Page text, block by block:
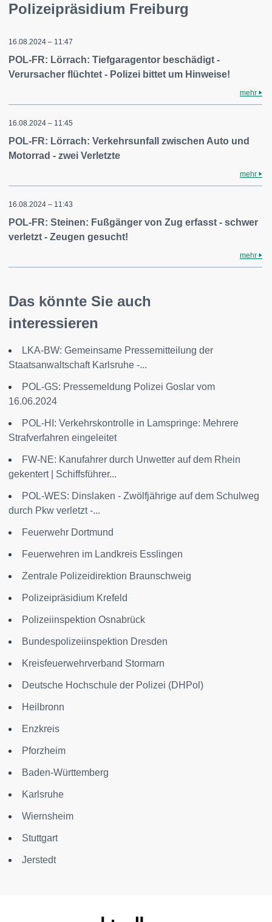
Polizeipräsidium Freiburg
16.08.2024 – 11:47
POL-FR: Lörrach: Tiefgaragentor beschädigt -
Verursacher flüchtet - Polizei bittet um Hinweise!
mehr
16.08.2024 – 11:45
POL-FR: Lörrach: Verkehrsunfall zwischen Auto und
Motorrad - zwei Verletzte
mehr
16.08.2024 – 11:43
POL-FR: Steinen: Fußgänger von Zug erfasst - schwer
verletzt - Zeugen gesucht!
mehr
Das könnte Sie auch
interessieren
LKA-BW: Gemeinsame Pressemitteilung der
Staatsanwaltschaft Karlsruhe -...
POL-GS: Pressemeldung Polizei Goslar vom
16.06.2024
POL-HI: Verkehrskontrolle in Lamspringe: Mehrere
Strafverfahren eingeleitet
FW-NE: Kanufahrer durch Unwetter auf dem Rhein
gekentert | Schiffsführer...
POL-WES: Dinslaken - Zwölfjährige auf dem Schulweg
durch Pkw verletzt -...
Feuerwehr Dortmund
Feuerwehren im Landkreis Esslingen
Zentrale Polizeidirektion Braunschweig
Polizeipräsidium Krefeld
Polizeiinspektion Osnabrück
Bundespolizeiinspektion Dresden
Kreisfeuerwehrverband Stormarn
Deutsche Hochschule der Polizei (DHPol)
Heilbronn
Enzkreis
Pforzheim
Baden-Württemberg
Karlsruhe
Wiernsheim
Stuttgart
Jerstedt